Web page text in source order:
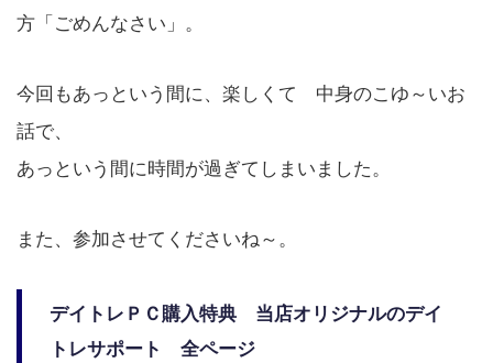
方「ごめんなさい」。
今回もあっという間に、楽しくて 中身のこゆ～いお
話で、
あっという間に時間が過ぎてしまいました。
また、参加させてくださいね～。
デイトレＰＣ購入特典 当店オリジナルのデイ
トレサポート 全ページ